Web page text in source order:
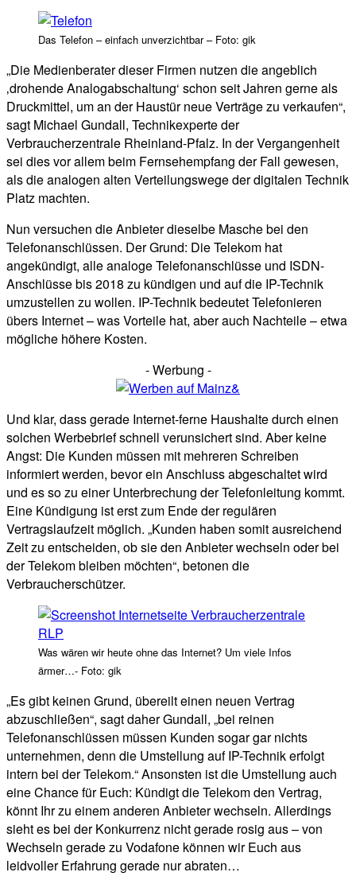
Das Telefon – einfach unverzichtbar – Foto: gik
„Die Medienberater dieser Firmen nutzen die angeblich
‚drohende Analogabschaltung‘ schon seit Jahren gerne als
Druckmittel, um an der Haustür neue Verträge zu verkaufen“,
sagt Michael Gundall, Technikexperte der
Verbraucherzentrale Rheinland-Pfalz. In der Vergangenheit
sei dies vor allem beim Fernsehempfang der Fall gewesen,
als die analogen alten Verteilungswege der digitalen Technik
Platz machten.
Nun versuchen die Anbieter dieselbe Masche bei den
Telefonanschlüssen. Der Grund: Die Telekom hat
angekündigt, alle analoge Telefonanschlüsse und ISDN-
Anschlüsse bis 2018 zu kündigen und auf die IP-Technik
umzustellen zu wollen. IP-Technik bedeutet Telefonieren
übers Internet – was Vorteile hat, aber auch Nachteile – etwa
mögliche höhere Kosten.
- Werbung -
Und klar, dass gerade Internet-ferne Haushalte durch einen
solchen Werbebrief schnell verunsichert sind. Aber keine
Angst: Die Kunden müssen mit mehreren Schreiben
informiert werden, bevor ein Anschluss abgeschaltet wird
und es so zu einer Unterbrechung der Telefonleitung kommt.
Eine Kündigung ist erst zum Ende der regulären
Vertragslaufzeit möglich. „Kunden haben somit ausreichend
Zeit zu entscheiden, ob sie den Anbieter wechseln oder bei
der Telekom bleiben möchten“, betonen die
Verbraucherschützer.
Was wären wir heute ohne das Internet? Um viele Infos
ärmer…- Foto: gik
„Es gibt keinen Grund, übereilt einen neuen Vertrag
abzuschließen“, sagt daher Gundall, „bei reinen
Telefonanschlüssen müssen Kunden sogar gar nichts
unternehmen, denn die Umstellung auf IP-Technik erfolgt
intern bei der Telekom.“ Ansonsten ist die Umstellung auch
eine Chance für Euch: Kündigt die Telekom den Vertrag,
könnt Ihr zu einem anderen Anbieter wechseln. Allerdings
sieht es bei der Konkurrenz nicht gerade rosig aus – von
Wechseln gerade zu Vodafone können wir Euch aus
leidvoller Erfahrung gerade nur abraten…